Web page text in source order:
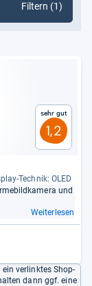
Filtern (1)
Sehr gut
1,2
​Tech­nik: OLED
und
Weiterlesen
verlinktes Shop-
dann ggf. eine